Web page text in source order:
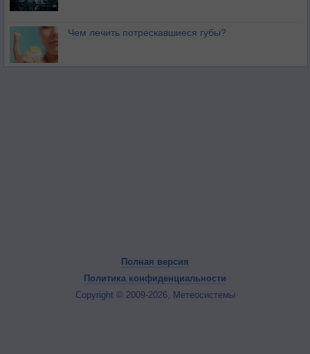
Чем лечить потрескавшиеся губы?
Полная версия
Политика конфиденциальности
Copyright © 2009-2026, Метеосистемы